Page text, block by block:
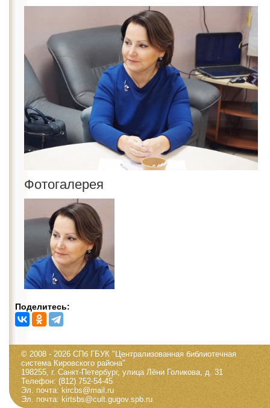
Фотогалерея
Поделитесь:
© 2008 - 2026 СПб ГБУК "Централизованная библиотечная
система Кировского района"
198255, г. Санкт-Петербург, улица Лёни Голикова, д. 31
Телефон: (812) 752-54-45
Эл. почта: kircbs@mail.ru
Эл. почта: kirtsbs@cult.gugov.spb.ru